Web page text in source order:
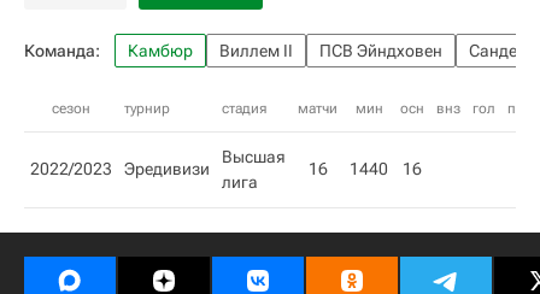
Команда: Камбюр Виллем II ПСВ Эйндховен
сезон турнир стадия матчи мин осн внз гол пас
2022/2023 Эредивизи
Высшая
лига
16 1440 16